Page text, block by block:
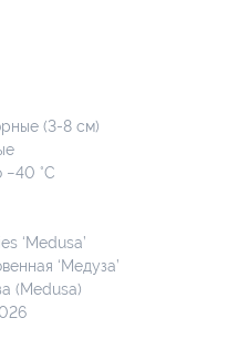
(3-8 см)
−40 °C
‘Medusa’
‘Медуза’
(Medusa)